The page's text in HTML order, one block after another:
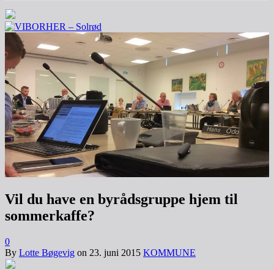
Vil du have en byrådsgruppe hjem til
sommerkaffe?
0
By Lotte Bøgevig on 23. juni 2015 KOMMUNE